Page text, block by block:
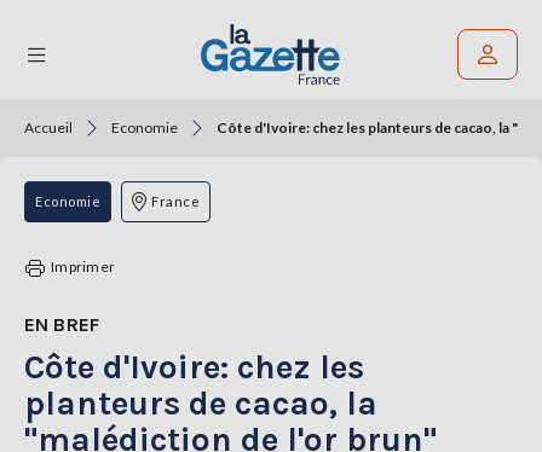
THÉMATIQUES
RÉGIONS
TENDANCES
SERVICES
LA
Accueil Economie Côte d'Ivoire: chez les planteurs de cacao, la
Economie France
Imprimer
EN BREF
Côte d'Ivoire: chez les
planteurs de cacao, la
"malédiction de l'or brun"